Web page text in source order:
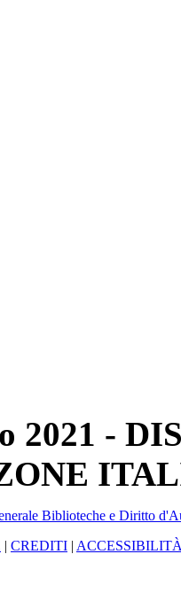
2021 -
Biblioteche e Diritto
| CREDITI |